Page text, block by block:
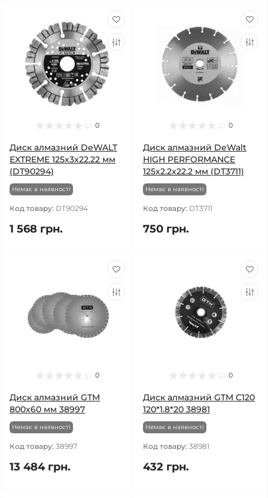
0
Диск алмазний DeWALT
EXTREME 125х3х22.22 мм
(DT90294)
Немає в наявності
Код товару: DT90294
1 568 грн.
0
Диск алмазний DeWalt
HIGH PERFORMANCE
125х2.2х22.2 мм (DT3711)
Немає в наявності
Код товару: DT3711
750 грн.
0
Диск алмазний GTM
800x60 мм 38997
Немає в наявності
Код товару: 38997
13 484 грн.
0
Диск алмазний GTM C120
120*1.8*20 38981
Немає в наявності
Код товару: 38981
432 грн.